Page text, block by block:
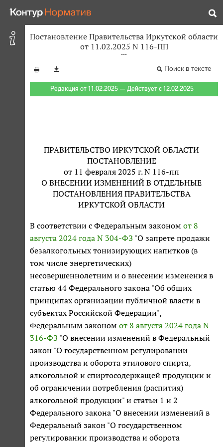
Постановление Правительства Иркутской области
от 11.02.2025 N 116-ПП
Поиск в тексте
Редакция от 11.02.2025 — Действует с 12.02.2025
ПРАВИТЕЛЬСТВО ИРКУТСКОЙ ОБЛАСТИ
ПОСТАНОВЛЕНИЕ
от 11 февраля 2025 г. N 116-пп
О ВНЕСЕНИИ ИЗМЕНЕНИЙ В ОТДЕЛЬНЫЕ
ПОСТАНОВЛЕНИЯ ПРАВИТЕЛЬСТВА
ИРКУТСКОЙ ОБЛАСТИ
В соответствии с Федеральным законом от 8
августа 2024 года N 304-ФЗ "О запрете продажи
безалкогольных тонизирующих напитков (в
том числе энергетических)
несовершеннолетним и о внесении изменения в
статью 44 Федерального закона "Об общих
принципах организации публичной власти в
субъектах Российской Федерации",
Федеральным законом от 8 августа 2024 года N
316-ФЗ "О внесении изменений в Федеральный
закон "О государственном регулировании
производства и оборота этилового спирта,
алкогольной и спиртосодержащей продукции и
об ограничении потребления (распития)
алкогольной продукции" и статьи 1 и 2
Федерального закона "О внесении изменений в
Федеральный закон "О государственном
регулировании производства и оборота